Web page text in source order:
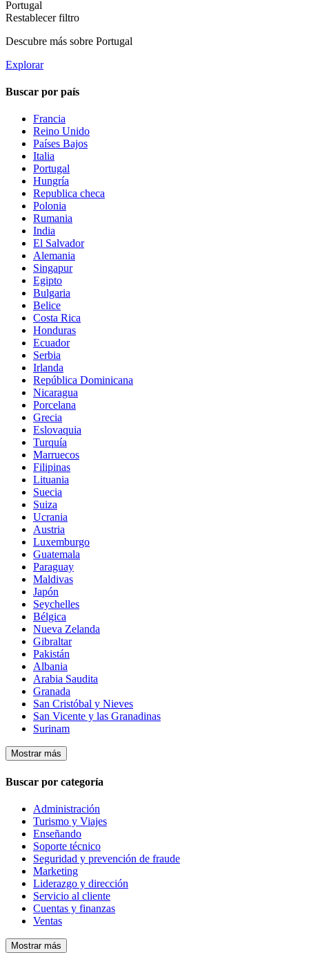
Portugal
Restablecer filtro
Descubre más sobre Portugal
Explorar
Buscar por país
Francia
Reino Unido
Países Bajos
Italia
Portugal
Hungría
Republica checa
Polonia
Rumania
India
El Salvador
Alemania
Singapur
Egipto
Bulgaria
Belice
Costa Rica
Honduras
Ecuador
Serbia
Irlanda
República Dominicana
Nicaragua
Porcelana
Grecia
Eslovaquia
Turquía
Marruecos
Filipinas
Lituania
Suecia
Suiza
Ucrania
Austria
Luxemburgo
Guatemala
Paraguay
Maldivas
Japón
Seychelles
Bélgica
Nueva Zelanda
Gibraltar
Pakistán
Albania
Arabia Saudita
Granada
San Cristóbal y Nieves
San Vicente y las Granadinas
Surinam
Mostrar más
Buscar por categoría
Administración
Turismo y Viajes
Enseñando
Soporte técnico
Seguridad y prevención de fraude
Marketing
Liderazgo y dirección
Servicio al cliente
Cuentas y finanzas
Ventas
Mostrar más